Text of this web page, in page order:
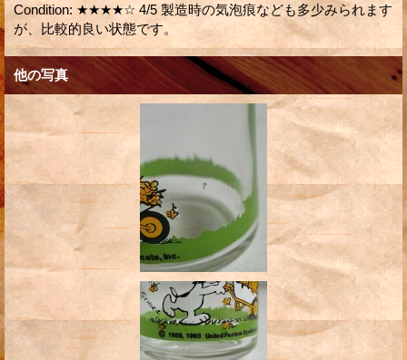
Condition: ★★★★☆ 4/5 製造時の気泡痕なども多少みられます
が、比較的良い状態です。
他の写真